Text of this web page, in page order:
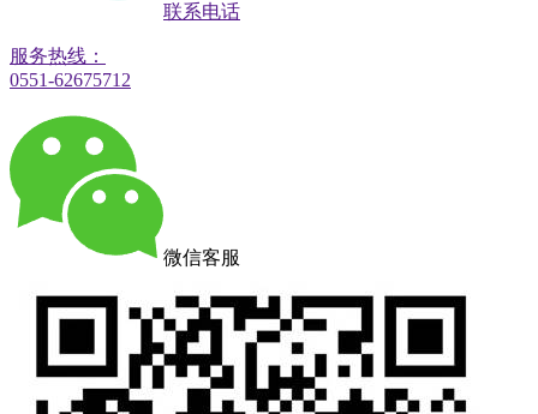
联系电话
服务热线：
0551-62675712
微信客服